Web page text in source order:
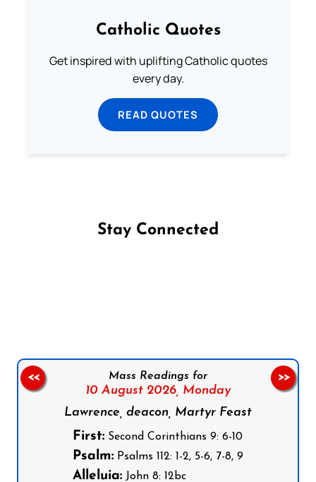
Catholic Quotes
Get inspired with uplifting Catholic quotes
every day.
READ QUOTES
Stay Connected
Mass Readings for
10 August 2026, Monday
Lawrence, deacon, Martyr Feast
First: Second Corinthians 9: 6-10
Psalm: Psalms 112: 1-2, 5-6, 7-8, 9
Alleluia: John 8: 12bc
<< >>